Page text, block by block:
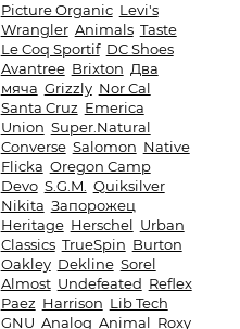
Picture Organic Levi's
Wrangler Animals Taste
Le Coq Sportif DC Shoes
Avantree Brixton Два
мяча Grizzly Nor Cal
Santa Cruz Emerica
Union Super.Natural
Converse Salomon Native
Flicka Oregon Camp
Devo S.G.M.
Quiksilver
Nikita Запорожец
Heritage Herschel Urban
Classics TrueSpin Burton
Oakley Dekline Sorel
Almost Undefeated Reflex
Paez Harrison Lib Tech
GNU Analog Animal Roxy